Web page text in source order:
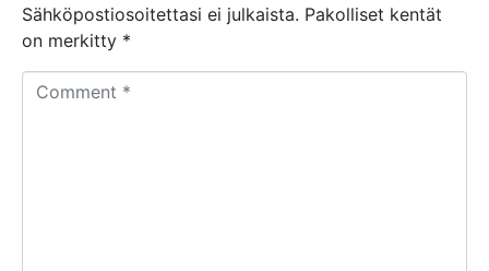
Sähköpostiosoitettasi ei julkaista. Pakolliset kentät
on merkitty *